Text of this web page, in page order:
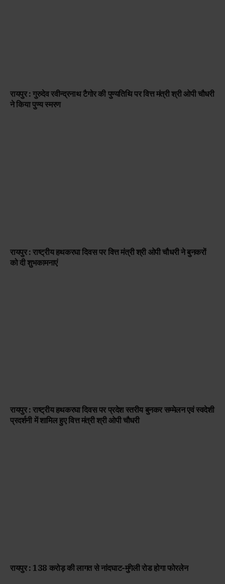
रायपुर : गुरुदेव रवीन्द्रनाथ टैगोर की पुण्यतिथि पर वित्त मंत्री श्री ओपी चौधरी
ने किया पुण्य स्मरण
रायपुर : राष्ट्रीय हथकरघा दिवस पर वित्त मंत्री श्री ओपी चौधरी ने बुनकरों
को दी शुभकामनाएं
रायपुर : राष्ट्रीय हथकरघा दिवस पर प्रदेश स्तरीय बुनकर सम्मेलन एवं स्वदेशी
प्रदर्शनी में शामिल हुए वित्त मंत्री श्री ओपी चौधरी
रायपुर : 138 करोड़ की लागत से नांदघाट-मुंगेली रोड होगा फोरलेन